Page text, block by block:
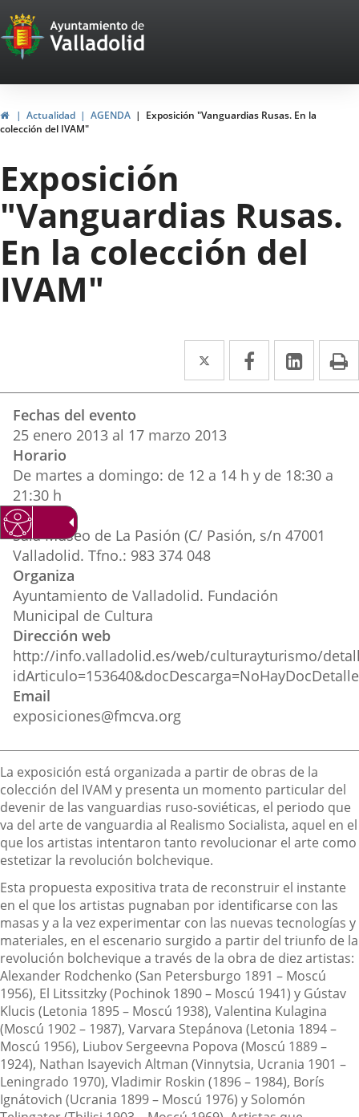
Portal
Web
del
Ayuntamiento
de
Valladolid
HomeActualidad AGENDA
Exposición "Vanguardias Rusas. En la
colección del IVAM"
Exposición
"Vanguardias Rusas.
En la colección del
IVAM"
Twitter
Enlace
a
aplicación
externa.
Facebook
Enlace
a
externa.
Enlace
a
del
evento
Fechas del evento
25 enero 2013 al 17 marzo 2013
Horario
De martes a domingo: de 12 a 14 h y de 18:30 a
21:30 h
Lugar
Sala Museo de La Pasión (C/ Pasión, s/n 47001
Valladolid. Tfno.: 983 374 048
Organiza
Ayuntamiento de Valladolid. Fundación
Municipal de Cultura
Dirección web
http://info.valladolid.es/web/culturayturismo/
Email
exposiciones@fmcva.org
Descripción
La exposición está organizada a partir de obras de la
colección del IVAM y presenta un momento particular del
devenir de las vanguardias ruso-soviéticas, el periodo que
va del arte de vanguardia al Realismo Socialista, aquel en el
que los artistas intentaron tanto revolucionar el arte como
estetizar la revolución bolchevique.
Esta propuesta expositiva trata de reconstruir el instante
en el que los artistas pugnaban por identificarse con las
masas y a la vez experimentar con las nuevas tecnologías y
materiales, en el escenario surgido a partir del triunfo de la
revolución bolchevique a través de la obra de diez artistas:
Alexander Rodchenko (San Petersburgo 1891 – Moscú
1956), El Litssitzky (Pochinok 1890 – Moscú 1941) y Gústav
Klucis (Letonia 1895 – Moscú 1938), Valentina Kulagina
(Moscú 1902 – 1987), Varvara Stepánova (Letonia 1894 –
Moscú 1956), Liubov Sergeevna Popova (Moscú 1889 –
1924), Nathan Isayevich Altman (Vinnytsia, Ucrania 1901 –
Leningrado 1970), Vladimir Roskin (1896 – 1984), Borís
Ignátovich (Ucrania 1899 – Moscú 1976) y Solomón